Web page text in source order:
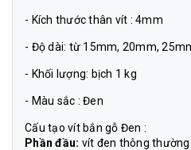
- Kích thước thân vít : 4mm
- Độ dài: từ 15mm, 20mm,
- Khối lượng: bịch 1 kg
- Màu sắc : Đen
Cấu tạo vít bắn gỗ Đen :
Phần đầu: vít đen thông